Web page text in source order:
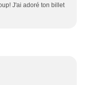
J'ai adoré ton billet